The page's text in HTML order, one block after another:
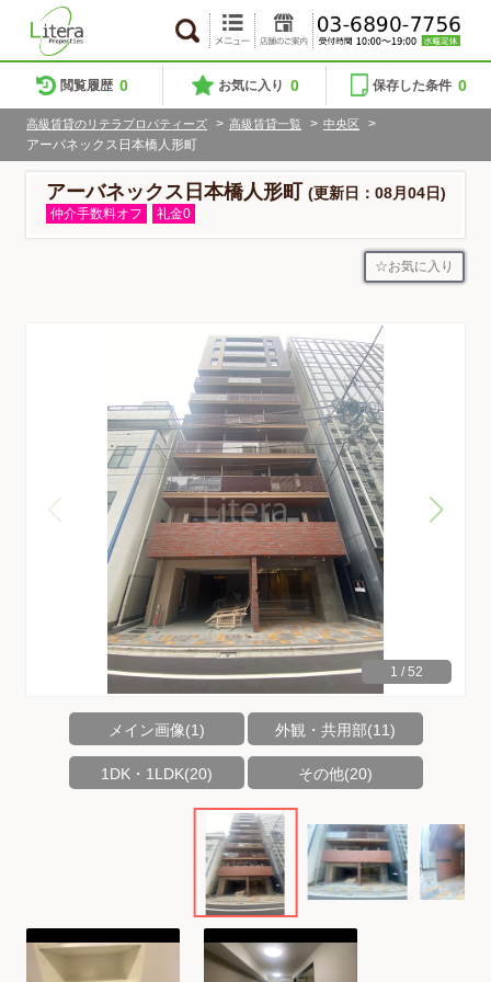
閲覧履歴 0 お気に入り 0 保存した条件 0
高級賃貸のリテラプロパティーズ > 高級賃貸一覧 > 中央区
>
アーバネックス日本橋人形町
アーバネックス日本橋人形町 (更新日：08月04日)
仲介手数料オフ 礼金0
お気に入り
1 / 52
メイン画像(1) 外観・共用部(11)
1DK・1LDK(20) その他(20)